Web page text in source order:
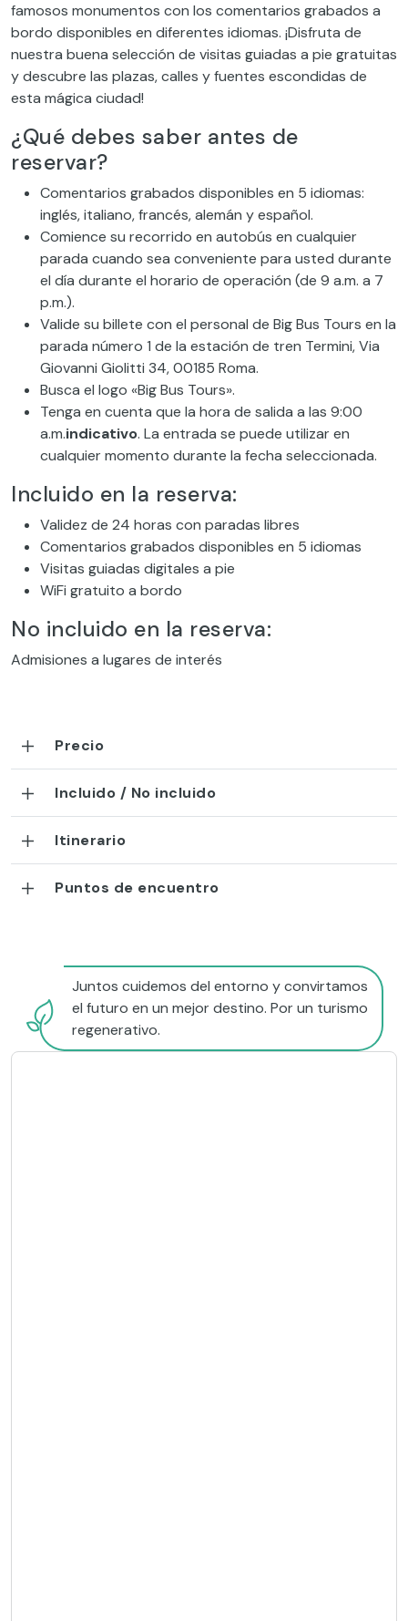
famosos monumentos con los comentarios grabados a
bordo disponibles en diferentes idiomas. ¡Disfruta de
nuestra buena selección de visitas guiadas a pie gratuitas
y descubre las plazas, calles y fuentes escondidas de
esta mágica ciudad!
¿Qué debes saber antes de
reservar?
Comentarios grabados disponibles en 5 idiomas:
inglés, italiano, francés, alemán y español.
Comience su recorrido en autobús en cualquier
parada cuando sea conveniente para usted durante
el día durante el horario de operación (de 9 a.m. a 7
p.m.).
Valide su billete con el personal de Big Bus Tours en la
parada número 1 de la estación de tren Termini, Via
Giovanni Giolitti 34, 00185 Roma.
Busca el logo «Big Bus Tours».
Tenga en cuenta que la hora de salida a las 9:00
a.m.indicativo. La entrada se puede utilizar en
cualquier momento durante la fecha seleccionada.
Incluido en la reserva:
Validez de 24 horas con paradas libres
Comentarios grabados disponibles en 5 idiomas
Visitas guiadas digitales a pie
WiFi gratuito a bordo
No incluido en la reserva:
Admisiones a lugares de interés
Precio
Incluido / No incluido
Itinerario
Puntos de encuentro
Juntos cuidemos del entorno y convirtamos
el futuro en un mejor destino. Por un turismo
regenerativo.